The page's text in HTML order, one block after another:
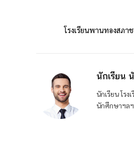
โรงเรียนพานทองสภ
นักเรียน
นักเรียน โร
นักศึกษาฯลฯ